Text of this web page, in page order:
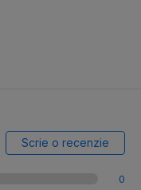
Scrie o recenzie
0